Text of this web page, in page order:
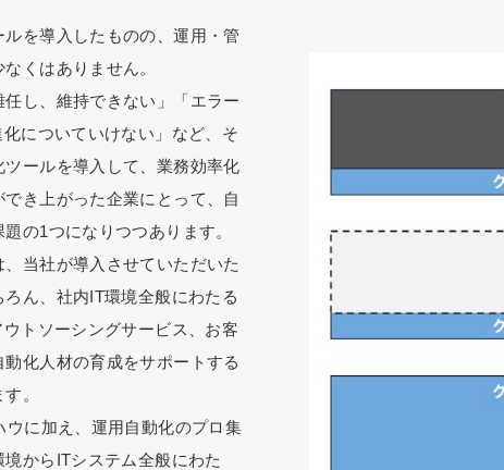
を導入したものの、運用・管
くはありません。
し、維持できない」「エラー
についていけない」など、そ
ールを導入して、業務効率化
き上がった企業にとって、自
の1つになりつつあります。
当社が導入させていただいた
ん、社内IT環境全般にわたる
トソーシングサービス、お客
化人材の育成をサポートする
。
に加え、運用自動化のプロ集
からITシステム全般にわた